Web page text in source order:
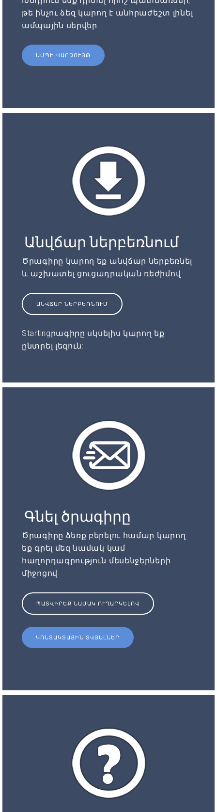
թե ինչու ձեզ կարող է անհրաժեշտ լինել
ամպային սերվեր:
ԱՄՊԻ ՎԱՐՁՈՒՅԹ
Անվճար ներբեռնում
Ծրագիրը կարող եք անվճար ներբեռնել
և աշխատել ցուցադրական ռեժիմով
ԱՆՎՃԱՐ ՆԵՐԲԵՌՆՈՒՄ
Startingրագիրը սկսելիս կարող եք
ընտրել լեզուն:
Գնել ծրագիրը
Ծրագիրը ձեռք բերելու համար կարող
եք գրել մեզ նամակ կամ
հաղորդագրություն մեսենջերների
միջոցով
ՊԱՏՎԻՐԵՔ ՆԱՄԱԿ ՈՒՂԱՐԿԵԼՈՎ
ԿՈՆՏԱԿՏԱՅԻՆ ՏՎՅԱԼՆԵՐ